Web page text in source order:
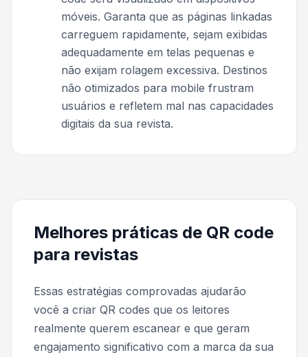
móveis. Garanta que as páginas linkadas
carreguem rapidamente, sejam exibidas
adequadamente em telas pequenas e
não exijam rolagem excessiva. Destinos
não otimizados para mobile frustram
usuários e refletem mal nas capacidades
digitais da sua revista.
Melhores práticas de QR code
para revistas
Essas estratégias comprovadas ajudarão
você a criar QR codes que os leitores
realmente querem escanear e que geram
engajamento significativo com a marca da sua